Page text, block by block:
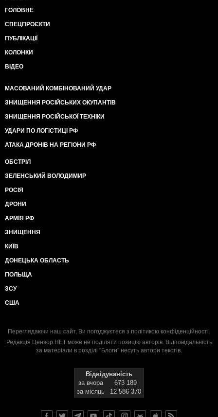
ГОЛОВНЕ
СПЕЦПРОЄКТИ
ПУБЛІКАЦІЇ
КОЛОНКИ
ВІДЕО
МАСОВАНИЙ КОМБІНОВАНИЙ УДАР
ЗНИЩЕННЯ РОСІЙСЬКИХ ОКУПАНТІВ
ЗНИЩЕННЯ РОСІЙСЬКОЇ ТЕХНІКИ
УДАРИ ПО ЛОГІСТИЦІ РФ
АТАКА ДРОНІВ НА РЕГІОНИ РФ
ОБСТРІЛ
ЗЕЛЕНСЬКИЙ ВОЛОДИМИР
РОСІЯ
ДРОНИ
АРМІЯ РФ
ЗНИЩЕННЯ
КИЇВ
ДОНЕЦЬКА ОБЛАСТЬ
ПОЛЬЩА
ЗСУ
США
Переглядаючи наш сайт, Ви погоджуєтеся з політикою конфіденційності.
Редакція Цензор.НЕТ може не поділяти позицію авторів. Відповідальність
за матеріали в розділі "Блоги" несуть автори текстів.
Відвідуваність
за вчора
673 189
за місяць
12 586 370